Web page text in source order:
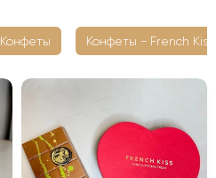
Конфеты Конфеты - French Kiss